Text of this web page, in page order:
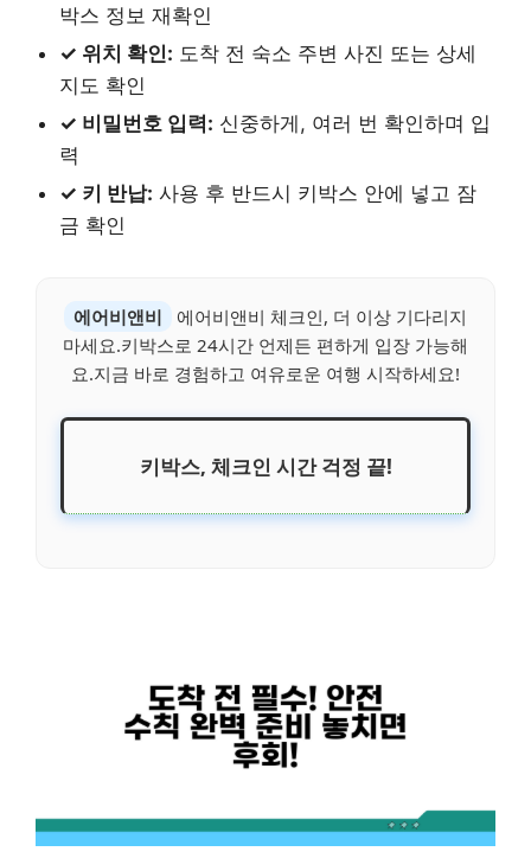
박스 정보 재확인
✓ 위치 확인: 도착 전 숙소 주변 사진 또는 상세
지도 확인
✓ 비밀번호 입력: 신중하게, 여러 번 확인하며 입
력
✓ 키 반납: 사용 후 반드시 키박스 안에 넣고 잠
금 확인
에어비앤비
에어비앤비 체크인, 더 이상 기다리지
마세요.키박스로 24시간 언제든 편하게 입장 가능해
요.지금 바로 경험하고 여유로운 여행 시작하세요!
키박스, 체크인 시간 걱정 끝!